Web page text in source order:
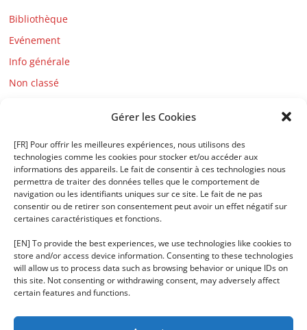
Gérer les Cookies
[FR] Pour offrir les meilleures expériences, nous utilisons des
technologies comme les cookies pour stocker et/ou accéder aux
informations des appareils. Le fait de consentir à ces technologies nous
permettra de traiter des données telles que le comportement de
navigation ou les identifiants uniques sur ce site. Le fait de ne pas
consentir ou de retirer son consentement peut avoir un effet négatif sur
certaines caractéristiques et fonctions.
[EN] To provide the best experiences, we use technologies like cookies to
store and/or access device information. Consenting to these technologies
will allow us to process data such as browsing behavior or unique IDs on
this site. Not consenting or withdrawing consent, may adversely affect
certain features and functions.
Bibliothèque
Evénement
Info générale
Non classé
30k-20k
4k-1k
9k-5k
Avec handicaps
Sans handicaps
Tournois
Tsumego